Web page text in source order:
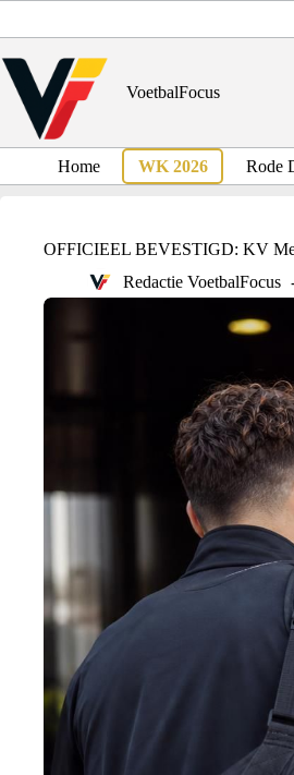
inhoud
VoetbalFocus
Home WK 2026 Rode
OFFICIEEL BEVESTIGD: KV
Redactie VoetbalFocus